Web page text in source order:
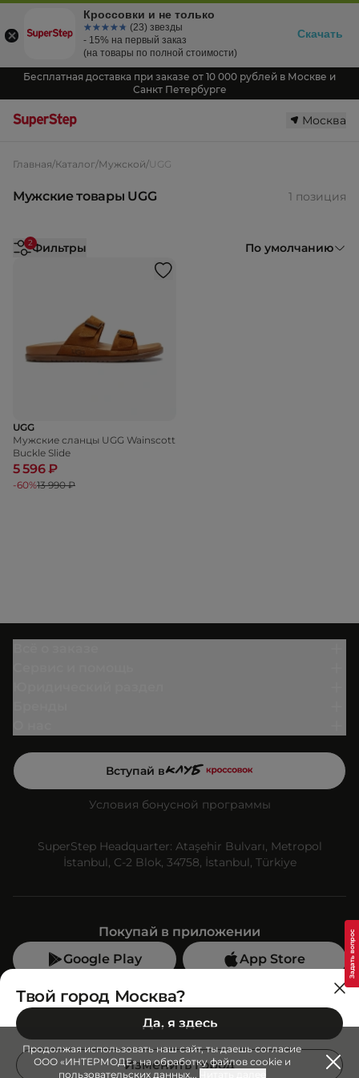
Продолжая использовать наш сайт, ты даешь согласие
ООО «ИНТЕРМОДЕ» на обработку файлов cookie и
пользовательских данных...
Бесплатная доставка при заказе от 10 000 рублей в Москве и
Санкт Петербурге
Москва
Главная/Каталог/Мужской/UGG
Мужские товары UGG 1 позиция
2Фильтры По умолчанию
UGG
Мужские сланцы UGG Wainscott
Buckle Slide
5 596 ₽
-60%13 990 ₽
Вступай в
Условия бонусной программы
SuperStep Headquarter: Ataşehir Bulvarı, Metropol
İstanbul, C-2 Blok, 34758, İstanbul, Türkiye
Покупай в приложении
Google Play
App Store
Мы в социальных сетях
Позвони нам
+7 (499) 350-55-33
Твой город Москва?
Да, я здесь
Изменить город
Кроссовки и не только
☆☆☆☆☆
★★★★★ (23) звезды
- 15% на первый заказ
(на товары по полной стоимости)
Скачать